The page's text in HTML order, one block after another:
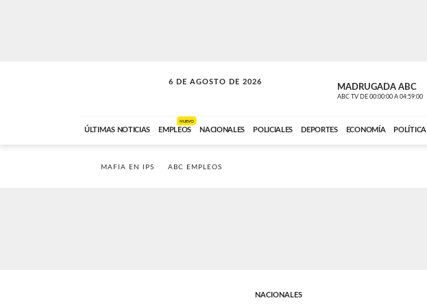
6 DE AGOSTO DE 2026
SOLO MÚSICA MADRUGADA ABC
ABC TV DE 00:00:00 A 04:59:00
ÚLTIMAS NOTICIAS EMPLEOS
NUEVO
NACIONALES POLICIALES DEPORTES ECONOMÍA POLÍTICA
MAFIA EN IPS ABC EMPLEOS
NACIONALES